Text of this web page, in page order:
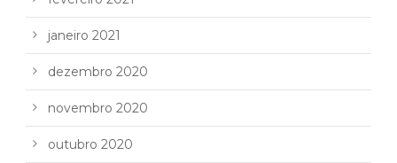
janeiro 2021
dezembro 2020
novembro 2020
outubro 2020